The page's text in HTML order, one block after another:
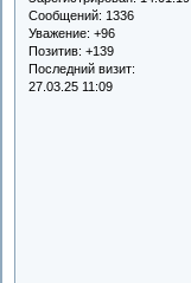
Сообщений: 1336
Уважение: +96
Позитив: +139
Последний визит:
27.03.25 11:09